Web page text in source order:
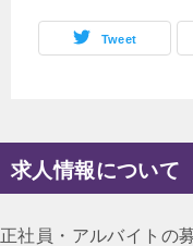
Tweet
求人情報について
正社員・アルバイトの